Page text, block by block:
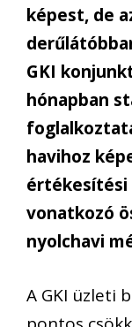
képest, de
GKI
hónapban
havihoz
értékesítési
vonatkozó
nyolchavi
A GKI üzleti